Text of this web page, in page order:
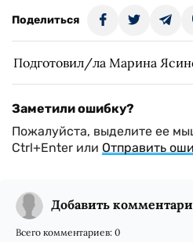
Поделиться
Подготовил/ла Марина
Заметили ошибку?
Пожалуйста, выделите ее
Ctrl+Enter или Отправить
Добавить
Всего комментариев: 0